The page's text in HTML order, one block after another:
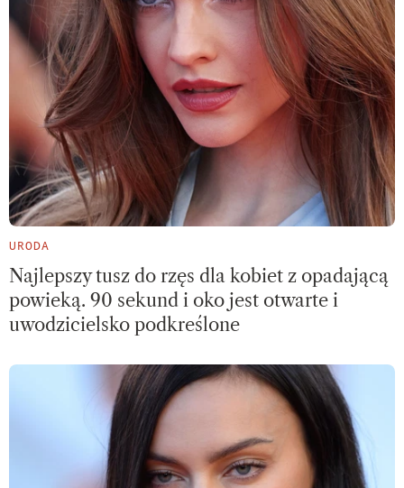
URODA
Najlepszy tusz do rzęs dla kobiet z opadającą
powieką. 90 sekund i oko jest otwarte i
uwodzicielsko podkreślone